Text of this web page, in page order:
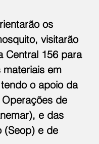
os
visitarão
Central 156 para
materiais em
o apoio da
de
e das
(Seop) e de